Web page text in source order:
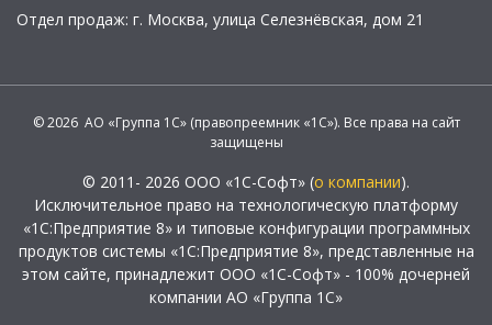
Отдел продаж: г. Москва, улица Селезнёвская, дом 21
© 2026 АО «Группа 1С» (правопреемник «1С»). Все права на сайт
защищены
© 2011- 2026 ООО «1С-Софт» (о компании).
Исключительное право на технологическую платформу
«1С:Предприятие 8» и типовые конфигурации программных
продуктов системы «1С:Предприятие 8», представленные на
этом сайте, принадлежит ООО «1С-Софт» - 100% дочерней
компании АО «Группа 1С»